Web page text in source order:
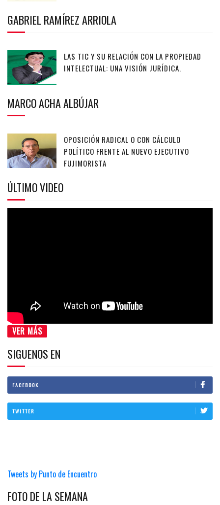
GABRIEL RAMÍREZ ARRIOLA
LAS TIC Y SU RELACIÓN CON LA PROPIEDAD
INTELECTUAL: UNA VISIÓN JURÍDICA.
MARCO ACHA ALBÚJAR
OPOSICIÓN RADICAL O CON CÁLCULO
POLÍTICO FRENTE AL NUEVO EJECUTIVO
FUJIMORISTA
ÚLTIMO VIDEO
VER MÁS
SIGUENOS EN
FACEBOOK
TWITTER
Tweets by Punto de Encuentro
FOTO DE LA SEMANA